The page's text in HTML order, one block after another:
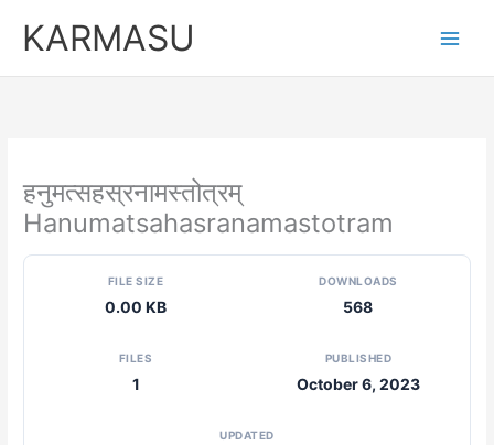
KARMASU
हनुमत्सहस्रनामस्तोत्रम्
Hanumatsahasranamastotram
FILE SIZE
0.00 KB
DOWNLOADS
568
FILES
1
PUBLISHED
October 6, 2023
UPDATED